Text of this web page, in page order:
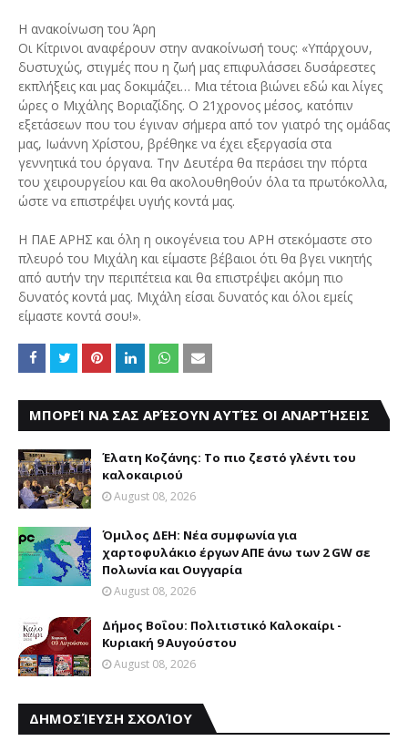
Η ανακοίνωση του Άρη
Οι Κίτρινοι αναφέρουν στην ανακοίνωσή τους: «Υπάρχουν,
δυστυχώς, στιγμές που η ζωή μας επιφυλάσσει δυσάρεστες
εκπλήξεις και μας δοκιμάζει… Μια τέτοια βιώνει εδώ και λίγες
ώρες ο Μιχάλης Βοριαζίδης. Ο 21χρονος μέσος, κατόπιν
εξετάσεων που του έγιναν σήμερα από τον γιατρό της ομάδας
μας, Ιωάννη Χρίστου, βρέθηκε να έχει εξεργασία στα
γεννητικά του όργανα. Την Δευτέρα θα περάσει την πόρτα
του χειρουργείου και θα ακολουθηθούν όλα τα πρωτόκολλα,
ώστε να επιστρέψει υγιής κοντά μας.
Η ΠΑΕ ΑΡΗΣ και όλη η οικογένεια του ΑΡΗ στεκόμαστε στο
πλευρό του Μιχάλη και είμαστε βέβαιοι ότι θα βγει νικητής
από αυτήν την περιπέτεια και θα επιστρέψει ακόμη πιο
δυνατός κοντά μας. Μιχάλη είσαι δυνατός και όλοι εμείς
είμαστε κοντά σου!».
ΜΠΟΡΕΊ ΝΑ ΣΑΣ ΑΡΈΣΟΥΝ ΑΥΤΈΣ ΟΙ ΑΝΑΡΤΉΣΕΙΣ
Έλατη Κοζάνης: Το πιο ζεστό γλέντι του
καλοκαιριού
August 08, 2026
Όμιλος ΔΕΗ: Νέα συμφωνία για
χαρτοφυλάκιο έργων ΑΠΕ άνω των 2 GW σε
Πολωνία και Ουγγαρία
August 08, 2026
Δήμος Βοΐου: Πολιτιστικό Καλοκαίρι -
Κυριακή 9 Αυγούστου
August 08, 2026
ΔΗΜΟΣΊΕΥΣΗ ΣΧΟΛΊΟΥ